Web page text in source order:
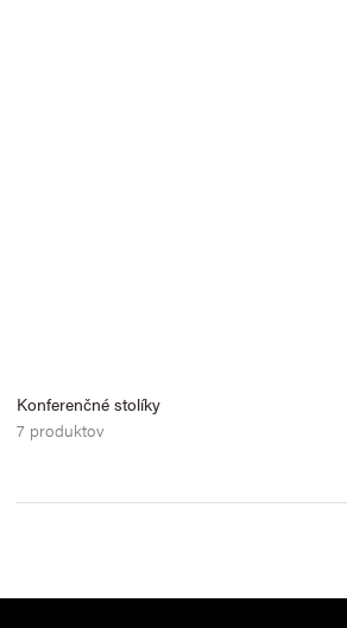
Konferenčné stolíky
7 produktov